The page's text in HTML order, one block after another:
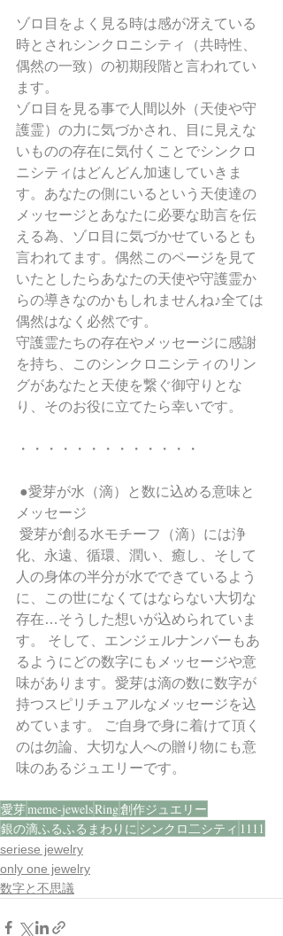
ゾロ目をよく見る時は感が冴えている
時とされシンクロニシティ（共時性、
偶然の一致）の初期段階と言われてい
ます。
ゾロ目を見る事で人間以外（天使や守
護霊）の力に気づかされ、目に見えな
いものの存在に気付くことでシンクロ
ニシティはどんどん加速していきま
す。あなたの側にいるという天使達の
メッセージとあなたに必要な助言を伝
える為、ゾロ目に気づかせているとも
言われてます。偶然このページを見て
いたとしたらあなたの天使や守護霊か
らの導きなのかもしれませんね♪全ては
偶然はなく必然です。
守護霊たちの存在やメッセージに感謝
を持ち、このシンクロニシティのリン
グがあなたと天使を繋ぐ御守りとな
り、そのお役に立てたら幸いです。
・・・・・・・・・・・・・
メッセージ
化、永遠、循環、潤い、癒し、そして
人の身体の半分が水でできているよう
に、この世になくてはならない大切な
存在…そうした想いが込められていま
す。 そして、エンジェルナンバーもあ
るようにどの数字にもメッセージや意
味があります。愛芽は滴の数に数字が
持つスピリチュアルなメッセージを込
めています。 ご自身で身に着けて頂く
のは勿論、大切な人への贈り物にも意
味のあるジュエリーです。
愛芽meme-jewelsRing創作ジュエリー
銀の滴ふるふるまわりに シンクロ二シティ 1111
seriese jewelry
only one jewelry
数字と不思議